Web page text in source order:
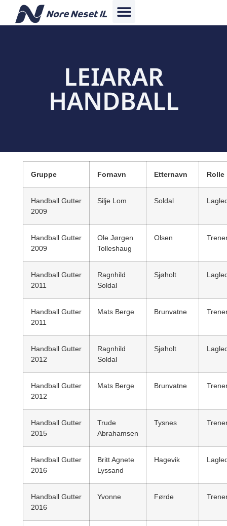
LEIARAR
HANDBALL
Gruppe Fornavn Etternavn Rolle
Handball Gutter
2009
Silje Lom Soldal
Handball Gutter
2009
Ole Jørgen
Tolleshaug
Olsen
Handball Gutter
2011
Ragnhild
Soldal
Sjøholt
Handball Gutter
2011
Mats Berge Brunvatne
Handball Gutter
2012
Ragnhild
Soldal
Sjøholt
Handball Gutter
2012
Mats Berge Brunvatne
Handball Gutter
2015
Trude
Abrahamsen
Tysnes
Handball Gutter
2016
Britt Agnete
Lyssand
Hagevik
Handball Gutter
2016
Yvonne Førde